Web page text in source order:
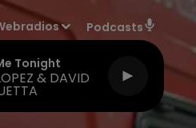
Podcasts
Tonight
& DAVID